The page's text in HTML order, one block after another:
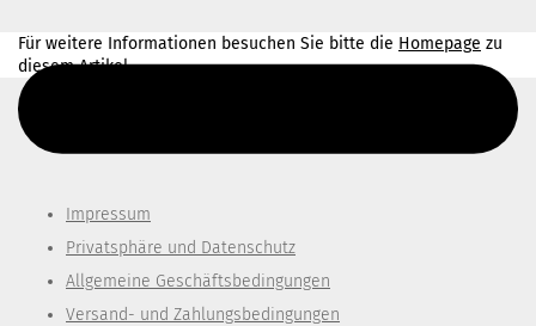
Für weitere Informationen besuchen Sie bitte die Homepage zu
diesem Artikel.
Impressum
Privatsphäre und Datenschutz
Allgemeine Geschäftsbedingungen
Versand- und Zahlungsbedingungen